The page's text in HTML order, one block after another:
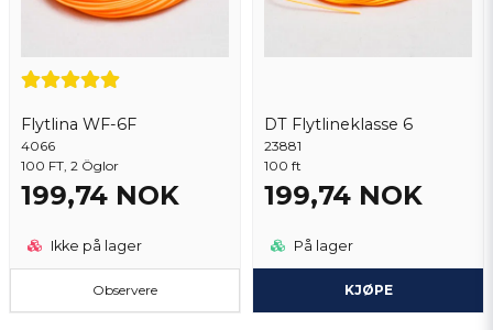
Flytlina WF-6F
4066
100 FT, 2 Öglor
199,74 NOK
Ikke på lager
Observere
DT Flytlineklasse 6
23881
100 ft
199,74 NOK
På lager
KJØPE